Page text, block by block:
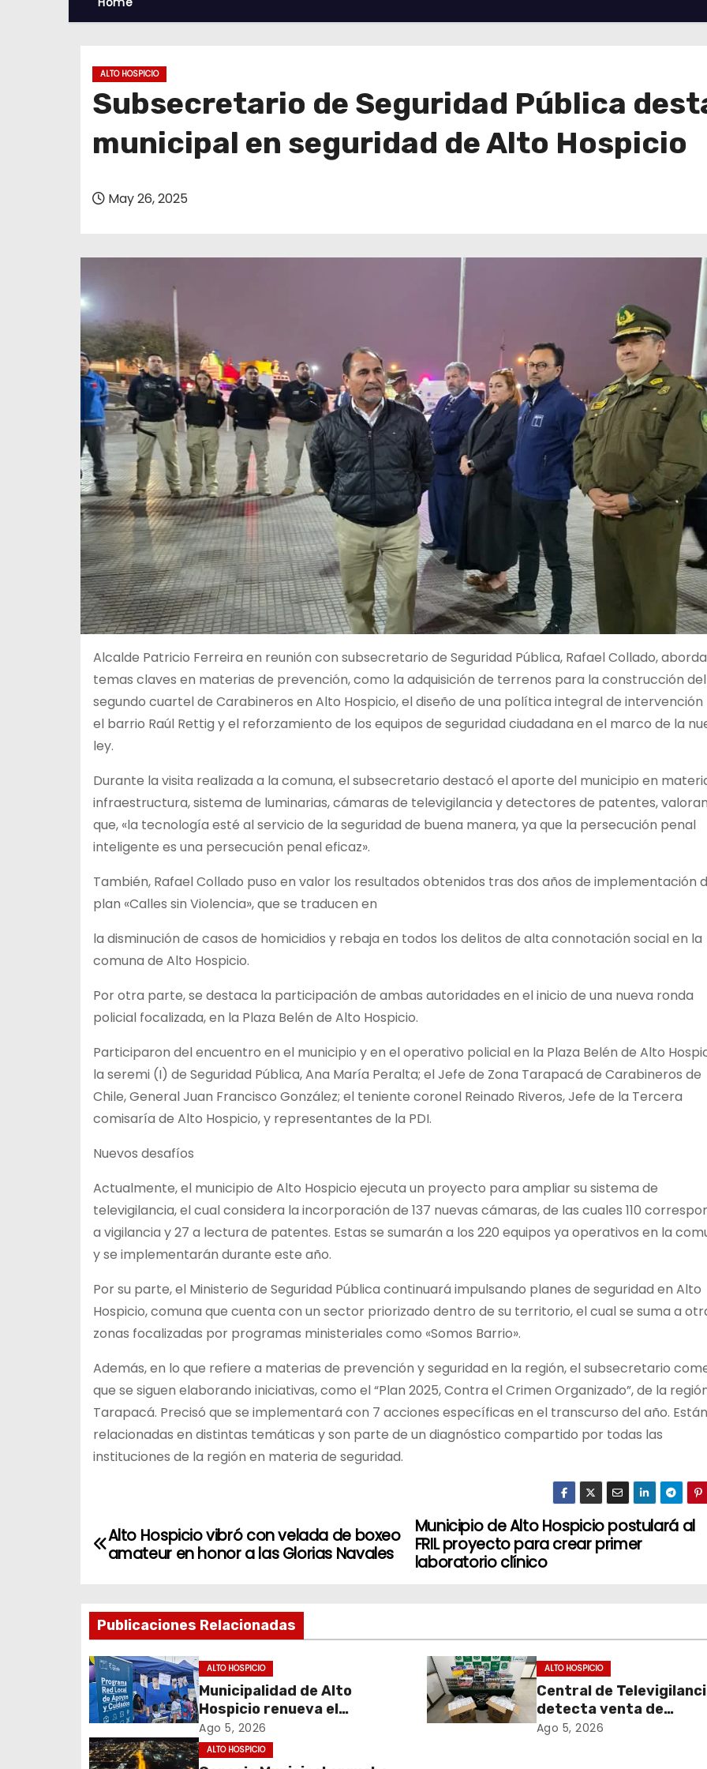
ALTO HOSPICIO
Subsecretario de Seguridad Pública
municipal en seguridad de Alto Hospicio
May 26, 2025
Alcalde Patricio Ferreira en reunión con subsecretario de Seguridad Pública, Rafael Collado,
temas claves en materias de prevención, como la adquisición de terrenos para la construcción del
segundo cuartel de Carabineros en Alto Hospicio, el diseño de una política integral de
el barrio Raúl Rettig y el reforzamiento de los equipos de seguridad ciudadana en el marco de la
ley.
Durante la visita realizada a la comuna, el subsecretario destacó el aporte del municipio en
infraestructura, sistema de luminarias, cámaras de televigilancia y detectores de patentes,
que, «la tecnología esté al servicio de la seguridad de buena manera, ya que la persecución penal
inteligente es una persecución penal eficaz».
También, Rafael Collado puso en valor los resultados obtenidos tras dos años de implementación
plan «Calles sin Violencia», que se traducen en
la disminución de casos de homicidios y rebaja en todos los delitos de alta connotación social en la
comuna de Alto Hospicio.
Por otra parte, se destaca la participación de ambas autoridades en el inicio de una nueva ronda
policial focalizada, en la Plaza Belén de Alto Hospicio.
Participaron del encuentro en el municipio y en el operativo policial en la Plaza Belén de Alto
la seremi (I) de Seguridad Pública, Ana María Peralta; el Jefe de Zona Tarapacá de Carabineros de
Chile, General Juan Francisco González; el teniente coronel Reinado Riveros, Jefe de la Tercera
comisaría de Alto Hospicio, y representantes de la PDI.
Nuevos desafíos
Actualmente, el municipio de Alto Hospicio ejecuta un proyecto para ampliar su sistema de
televigilancia, el cual considera la incorporación de 137 nuevas cámaras, de las cuales 110
a vigilancia y 27 a lectura de patentes. Estas se sumarán a los 220 equipos ya operativos en la
y se implementarán durante este año.
Por su parte, el Ministerio de Seguridad Pública continuará impulsando planes de seguridad en Alto
Hospicio, comuna que cuenta con un sector priorizado dentro de su territorio, el cual se suma a
zonas focalizadas por programas ministeriales como «Somos Barrio».
Además, en lo que refiere a materias de prevención y seguridad en la región, el subsecretario
que se siguen elaborando iniciativas, como el “Plan 2025, Contra el Crimen Organizado”, de la
Tarapacá. Precisó que se implementará con 7 acciones específicas en el transcurso del año. Están
relacionadas en distintas temáticas y son parte de un diagnóstico compartido por todas las
instituciones de la región en materia de seguridad.
N
e
g
a
c
Municipio de Alto Hospicio postulará al
FRIL proyecto para crear primer
laboratorio clínico
Alto Hospicio vibró con velada de boxeo
amateur en honor a las Glorias Navales
Publicaciones Relacionadas
ALTO HOSPICIO
Municipalidad de Alto
Hospicio renueva el
Programa Red Local de
Apoyos y Cuidados
Ago 5, 2026
ALTO HOSPICIO
Central de
detecta venta de
cigarrillos de
Ago 5, 2026
ALTO HOSPICIO